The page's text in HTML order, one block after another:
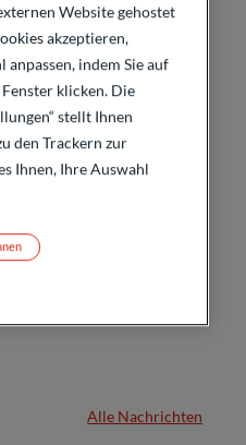
Alle Nachrichten
Website gehostet
akzeptieren,
indem Sie auf
klicken. Die
stellt Ihnen
den Trackern zur
Ihnen, Ihre Auswahl